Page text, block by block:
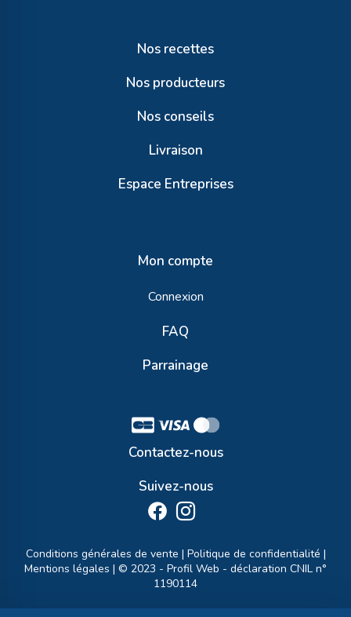
Nos recettes
Nos producteurs
Nos conseils
Livraison
Espace Entreprises
Mon compte
Connexion
FAQ
Parrainage
Contactez-nous
Suivez-nous
Conditions générales de vente | Politique de confidentialité |
Mentions légales | © 2023 - Profil Web - déclaration CNIL n°
1190114